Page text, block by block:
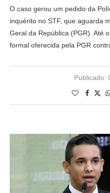
O caso gerou um pedido da
inquérito no STF, que aguarda
Geral da República (PGR). Até
formal oferecida pela PGR
Publicado: